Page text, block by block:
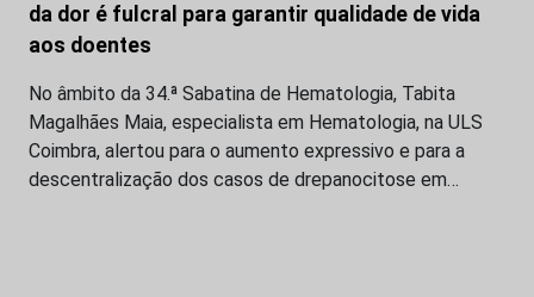
da dor é fulcral para garantir qualidade de vida
aos doentes
No âmbito da 34.ª Sabatina de Hematologia, Tabita
Magalhães Maia, especialista em Hematologia, na ULS
Coimbra, alertou para o aumento expressivo e para a
descentralização dos casos de drepanocitose em…